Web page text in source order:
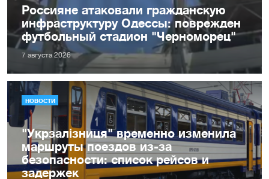
Россияне атаковали гражданскую
инфраструктуру Одессы: поврежден
футбольный стадион "Черноморец"
7 августа 2026
НОВОСТИ
"Укрзалізниця" временно изменила
маршруты поездов из-за
безопасности: список рейсов и
задержек